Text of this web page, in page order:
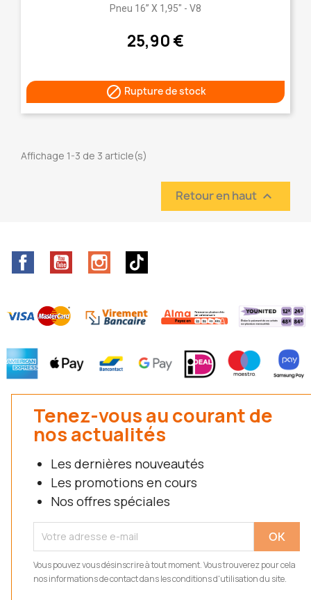
Pneu 16” X 1,95" - V8
25,90 €
 Rupture de stock
Affichage 1-3 de 3 article(s)
Retour en haut 
FacebookYouTube Instagram
Tenez-vous au courant de
nos actualités
Les dernières nouveautés
Les promotions en cours
Nos offres spéciales
Vous pouvez vous désinscrire à tout moment. Vous trouverez pour cela
nos informations de contact dans les conditions d'utilisation du site.